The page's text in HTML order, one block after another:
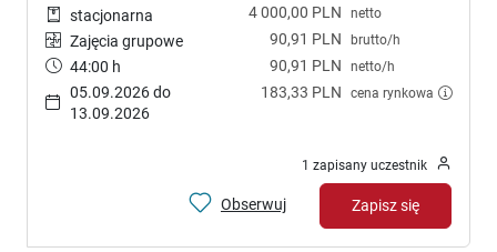
4 000,00 PLN netto
90,91 PLN brutto/h
90,91 PLN netto/h
183,33 PLN cena rynkowa
stacjonarna
Zajęcia grupowe
44:00 h
05.09.2026 do
13.09.2026
1 zapisany uczestnik
Obserwuj Zapisz się